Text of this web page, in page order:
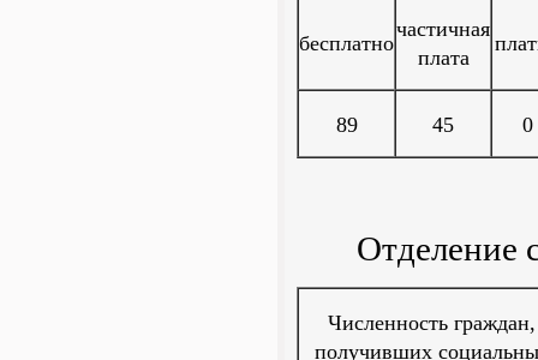
бесплатно
частичная
плата
89 45 0
Отделение
Численность граждан,
получивших